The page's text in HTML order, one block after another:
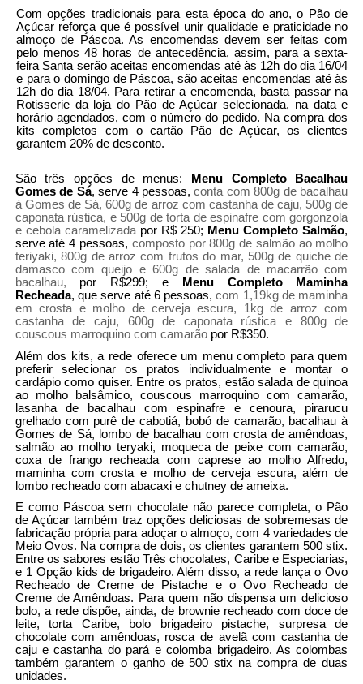
Com opções tradicionais para esta época do ano, o Pão de
Açúcar reforça que é possível unir qualidade e praticidade no
almoço de Páscoa. As encomendas devem ser feitas com
pelo menos 48 horas de antecedência, assim, para a sexta-
feira Santa serão aceitas encomendas até às 12h do dia 16/04
e para o domingo de Páscoa, são aceitas encomendas até às
12h do dia 18/04. Para retirar a encomenda, basta passar na
Rotisserie da loja do Pão de Açúcar selecionada, na data e
horário agendados, com o número do pedido. Na compra dos
kits completos com o cartão Pão de Açúcar, os clientes
garantem 20% de desconto.
São três opções de menus:
Menu Completo Bacalhau
Gomes de Sá, serve 4 pessoas,conta com 800g de bacalhau
à Gomes de Sá, 600g de arroz com castanha de caju, 500g de
caponata rústica, e 500g de torta de espinafre com gorgonzola
e cebola caramelizada por R$ 250; Menu Completo Salmão,
serve até 4 pessoas, composto por 800g de salmão ao molho
teriyaki, 800g de arroz com frutos do mar, 500g de quiche de
damasco com queijo e 600g de salada de macarrão com
bacalhau, por R$299; e
Menu Completo Maminha
Recheada, que serve até 6 pessoas,com 1,19kg de maminha
em crosta e molho de cerveja escura, 1kg de arroz com
castanha de caju, 600g de caponata rústica e 800g de
couscous marroquino com camarãopor R$350.
Além dos kits, a rede oferece um menu completo para quem
preferir selecionar os pratos individualmente e montar o
cardápio como quiser. Entre os pratos, estão salada de quinoa
ao molho balsâmico, couscous marroquino com camarão,
lasanha de bacalhau com espinafre e cenoura, pirarucu
grelhado com purê de cabotiá, bobó de camarão, bacalhau à
Gomes de Sá, lombo de bacalhau com crosta de amêndoas,
salmão ao molho teryaki, moqueca de peixe com camarão,
coxa de frango recheada com caprese ao molho Alfredo,
maminha com crosta e molho de cerveja escura, além de
lombo recheado com abacaxi e chutney de ameixa.
E como Páscoa sem chocolate não parece completa, o Pão
de Açúcar também traz opções deliciosas de sobremesas de
fabricação própria para adoçar o almoço, com 4 variedades de
Meio Ovos. Na compra de dois, os clientes garantem 500 stix.
Entre os sabores estão Três chocolates, Caribe e Especiarias,
e 1 Opção kids de brigadeiro. Além disso, a rede lança o Ovo
Recheado de Creme de Pistache e o Ovo Recheado de
Creme de Amêndoas. Para quem não dispensa um delicioso
bolo, a rede dispõe, ainda, de brownie recheado com doce de
leite, torta Caribe, bolo brigadeiro pistache, surpresa de
chocolate com amêndoas, rosca de avelã com castanha de
caju e castanha do pará e colomba brigadeiro. As colombas
também garantem o ganho de 500 stix na compra de duas
unidades.